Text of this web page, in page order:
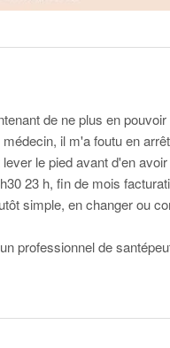
de ne plus en
il m'a foutu en
le pied avant d'en
23 h, fin de mois
simple, en changer ou
professionnel de santé